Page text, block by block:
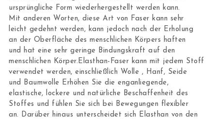
ursprüngliche Form wiederhergestellt werden kann.
Mit anderen Worten, diese Art von Faser kann sehr
leicht gedehnt werden, kann jedoch nach der Erholung
an der Oberfläche des menschlichen Körpers haften
und hat eine sehr geringe Bindungskraft auf den
menschlichen Körper.Elasthan-Faser kann mit jedem Stoff
verwendet werden, einschließlich Wolle , Hanf, Seide
und Baumwolle Erhöhen Sie die enganliegende,
elastische, lockere und natürliche Beschaffenheit des
Stoffes und fühlen Sie sich bei Bewegungen flexibler
an. Darüber hinaus unterscheidet sich Elasthan von den